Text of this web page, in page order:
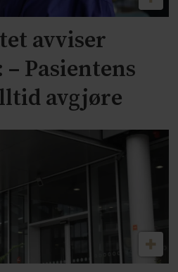
avviser
Pasientens
avgjøre